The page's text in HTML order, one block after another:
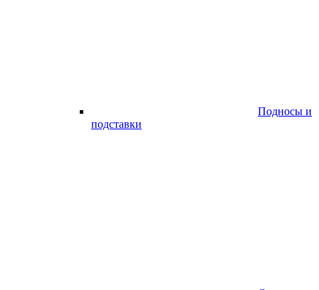
Подносы и
подставки